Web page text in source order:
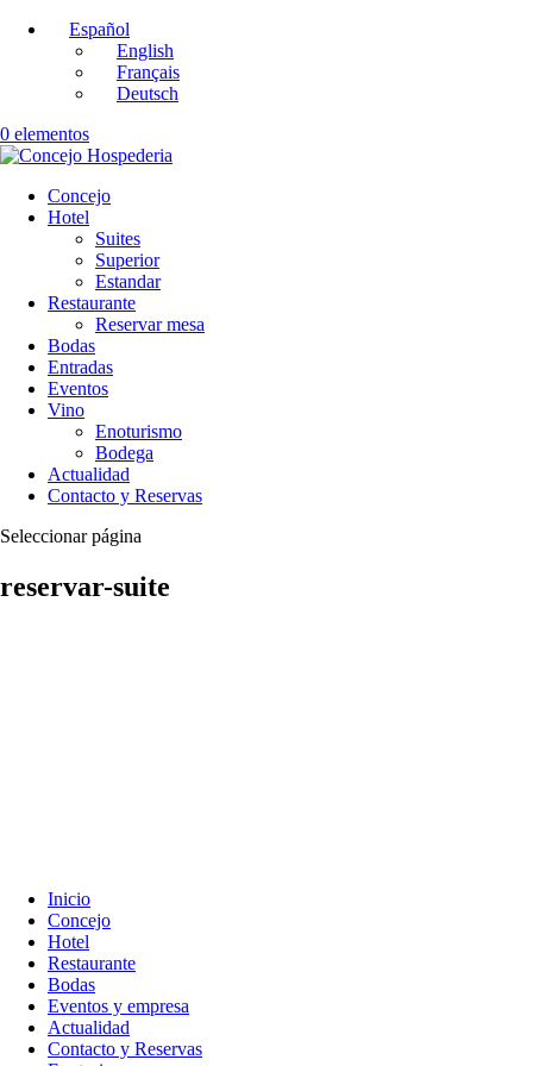
Español
English
Français
Deutsch
0 elementos
Concejo
Hotel
Suites
Superior
Estandar
Restaurante
Reservar mesa
Bodas
Entradas
Eventos
Vino
Enoturismo
Bodega
Actualidad
Contacto y Reservas
Seleccionar página
reservar-suite
Inicio
Concejo
Hotel
Restaurante
Bodas
Eventos y empresa
Actualidad
Contacto y Reservas